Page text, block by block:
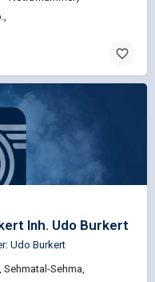
Inh. Udo Burkert
Udo Burkert
Sehma,